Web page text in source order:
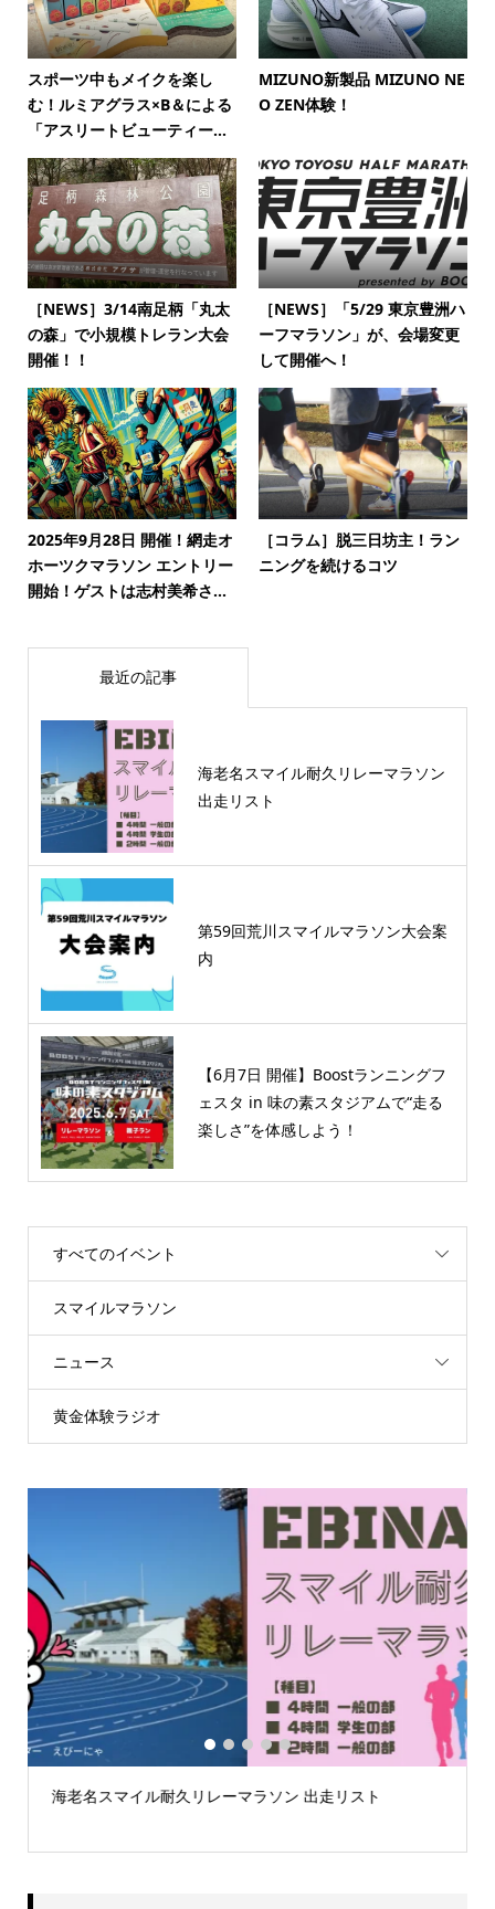
スポーツ中もメイクを楽し
む！ルミアグラス×B＆による
「アスリートビューティー...
MIZUNO新製品 MIZUNO NE
O ZEN体験！
［NEWS］3/14南足柄「丸太
の森」で小規模トレラン大会
開催！！
［NEWS］「5/29 東京豊洲ハ
ーフマラソン」が、会場変更
して開催へ！
2025年9月28日 開催！網走オ
ホーツクマラソン エントリー
開始！ゲストは志村美希さ...
［コラム］脱三日坊主！ラン
ニングを続けるコツ
最近の記事
海老名スマイル耐久リレーマラソン
出走リスト
第59回荒川スマイルマラソン大会案
内
【6月7日 開催】Boostランニングフ
ェスタ in 味の素スタジアムで“走る
楽しさ”を体感しよう！
すべてのイベント
スマイルマラソン
ニュース
黄金体験ラジオ
第59回荒川スマイルマラソン大会案内
1 2 3 4 5